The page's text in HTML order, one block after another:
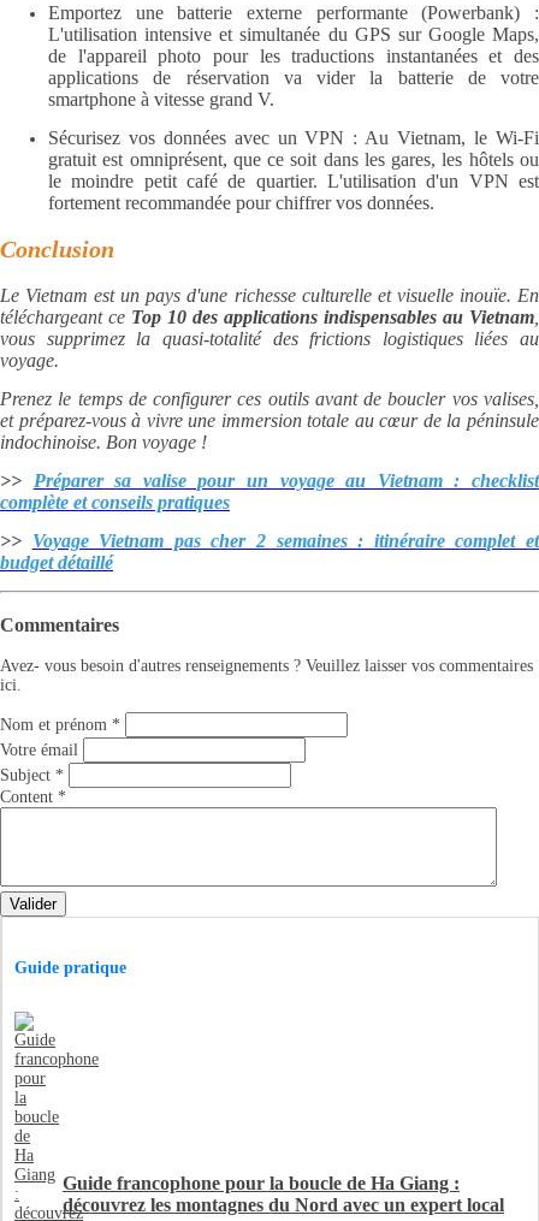
Emportez une batterie externe performante (Powerbank) :
L'utilisation intensive et simultanée du GPS sur Google Maps,
de l'appareil photo pour les traductions instantanées et des
applications de réservation va vider la batterie de votre
smartphone à vitesse grand V.
Sécurisez vos données avec un VPN : Au Vietnam, le Wi-Fi
gratuit est omniprésent, que ce soit dans les gares, les hôtels ou
le moindre petit café de quartier. L'utilisation d'un VPN est
fortement recommandée pour chiffrer vos données.
Conclusion
Le Vietnam est un pays d'une richesse culturelle et visuelle inouïe. En
téléchargeant ce Top 10 des applications indispensables au Vietnam
vous supprimez la quasi-totalité des frictions logistiques liées au
voyage.
Prenez le temps de configurer ces outils avant de boucler vos valises,
et préparez-vous à vivre une immersion totale au cœur de la péninsule
indochinoise. Bon voyage !
>> Préparer sa valise pour un voyage au Vietnam : checklist
complète et conseils pratiques
>> Voyage Vietnam pas cher 2 semaines : itinéraire complet et
budget détaillé
Commentaires
Avez- vous besoin d'autres renseignements ? Veuillez laisser vos commentaires
ici.
Nom et prénom *
Votre émail
Subject *
Content *
Valider
Guide pratique
Guide francophone pour la boucle de Ha Giang :
découvrez les montagnes du Nord avec un expert local